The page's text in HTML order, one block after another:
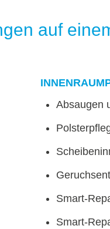
auf
Absaugen
Smart-
Smart-